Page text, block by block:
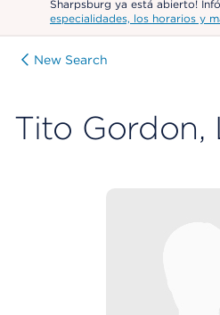
Sharpsburg ya está abierto!
especialidades, los horarios y
New Search
Tito Gordon,